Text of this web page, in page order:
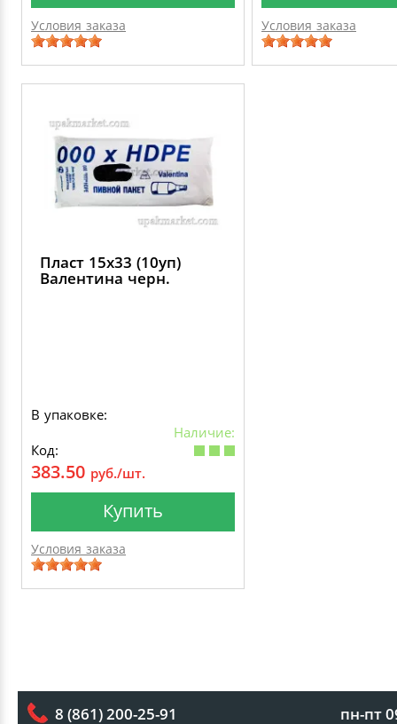
Условия заказа Условия заказа
Пласт 15х33 (10уп)
Валентина черн.
В упаковке:
Наличие:
Код:
383.50 руб./шт.
Купить
Условия заказа
8 (861) 200-25-91 пн-пт